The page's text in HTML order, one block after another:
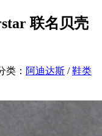
联名贝壳
类： 阿迪达斯 /鞋类